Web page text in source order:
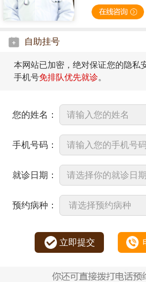
自助挂号
本网站已加密，绝对保证您的隐私
手机号免排队优先就诊。
您的姓名：
手机号码：
就诊日期：
预约病种：
立即提交